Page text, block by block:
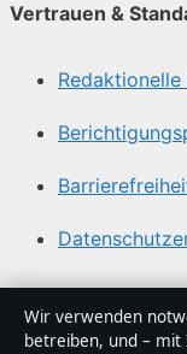
Vertrauen &
Über Tageslage in
Wir verwenden
betreiben, und – mit